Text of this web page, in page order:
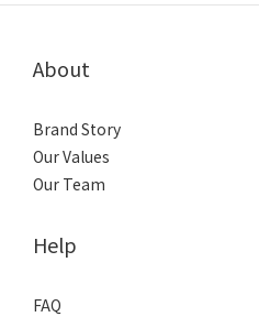
About
Brand Story
Our Values
Our Team
Help
FAQ